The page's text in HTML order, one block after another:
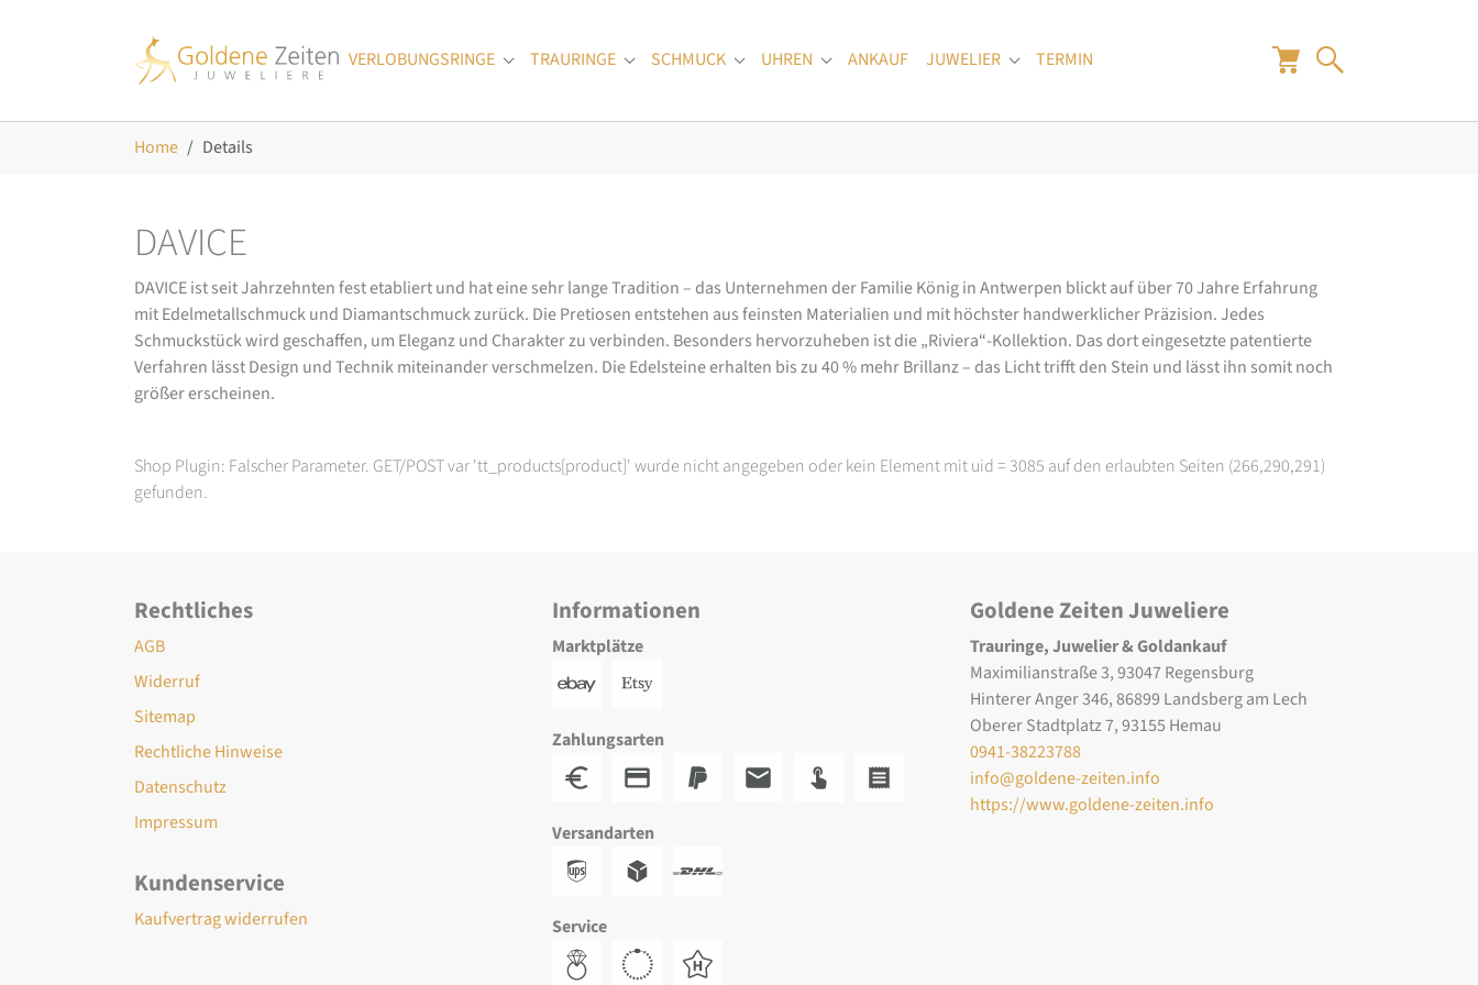
VERLOBUNGSRINGE
Submenu for "Verlobungsringe"
TRAURINGE Submenu for "Trauringe"
SCHMUCK Submenu for "Schmuck"
UHREN Submenu for "Uhren"
ANKAUF JUWELIER Submenu for "Juwelier"
TERMIN
Home Details
DAVICE
DAVICE ist seit Jahrzehnten fest etabliert und hat eine sehr lange Tradition – das Unternehmen der Familie König in Antwerpen blickt auf über 70 Jahre Erfahrung
mit Edelmetallschmuck und Diamantschmuck zurück. Die Pretiosen entstehen aus feinsten Materialien und mit höchster handwerklicher Präzision. Jedes
Schmuckstück wird geschaffen, um Eleganz und Charakter zu verbinden. Besonders hervorzuheben ist die „Riviera“-Kollektion. Das dort eingesetzte patentierte
Verfahren lässt Design und Technik miteinander verschmelzen. Die Edelsteine erhalten bis zu 40 % mehr Brillanz – das Licht trifft den Stein und lässt ihn somit noch
größer erscheinen.
Shop Plugin: Falscher Parameter. GET/POST var 'tt_products[product]' wurde nicht angegeben oder kein Element mit uid = 3085 auf den erlaubten Seiten (266,290,291)
gefunden.
Rechtliches
AGB
Widerruf
Sitemap
Rechtliche Hinweise
Datenschutz
Impressum
Kundenservice
Kaufvertrag widerrufen
Informationen
Marktplätze
Zahlungsarten
Versandarten
Service
Goldene Zeiten Juweliere
Trauringe, Juwelier & Goldankauf
Maximilianstraße 3, 93047 Regensburg
Hinterer Anger 346, 86899 Landsberg am Lech
Oberer Stadtplatz 7, 93155 Hemau
0941-38223788
info@goldene-zeiten.info
https://www.goldene-zeiten.info